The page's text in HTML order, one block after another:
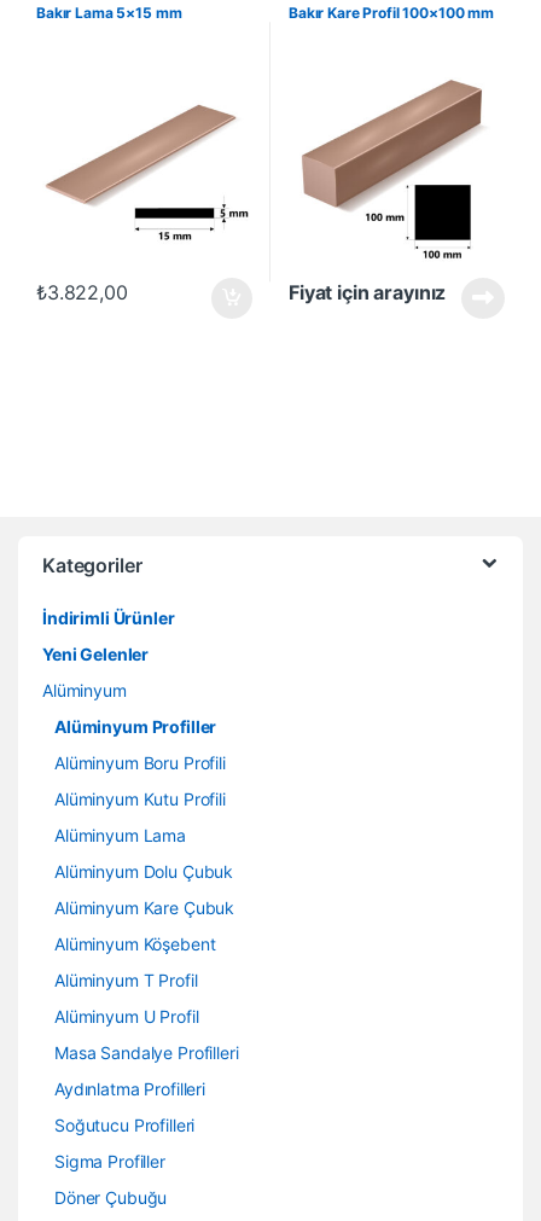
Bakır Lama 5×15 mm
₺3.822,00
Bakır Kare Profil 100×100 mm
Fiyat için arayınız
Kategoriler
İndirimli Ürünler
Yeni Gelenler
Alüminyum
Alüminyum Profiller
Alüminyum Boru Profili
Alüminyum Kutu Profili
Alüminyum Lama
Alüminyum Dolu Çubuk
Alüminyum Kare Çubuk
Alüminyum Köşebent
Alüminyum T Profil
Alüminyum U Profil
Masa Sandalye Profilleri
Aydınlatma Profilleri
Soğutucu Profilleri
Sigma Profiller
Döner Çubuğu